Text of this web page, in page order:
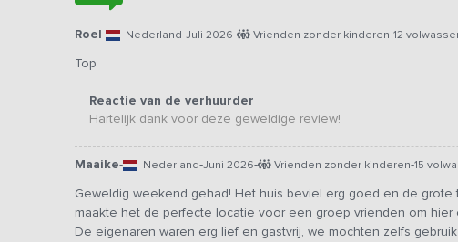
Roel- Nederland-Juli 2026- Vrienden zonder kinderen-12
Top
Reactie van de verhuurder
Hartelijk dank voor deze geweldige review!
Maaike- Nederland-Juni 2026- Vrienden zonder kinderen-15
Geweldig weekend gehad! Het huis beviel erg goed en de grote
maakte het de perfecte locatie voor een groep vrienden om
De eigenaren waren erg lief en gastvrij, we mochten zelfs